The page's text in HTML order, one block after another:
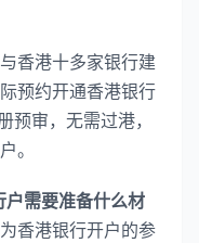
香港十多家银行建
预约开通香港银行
预审，无需过港，
。
户需要准备什么材
香港银行开户的参